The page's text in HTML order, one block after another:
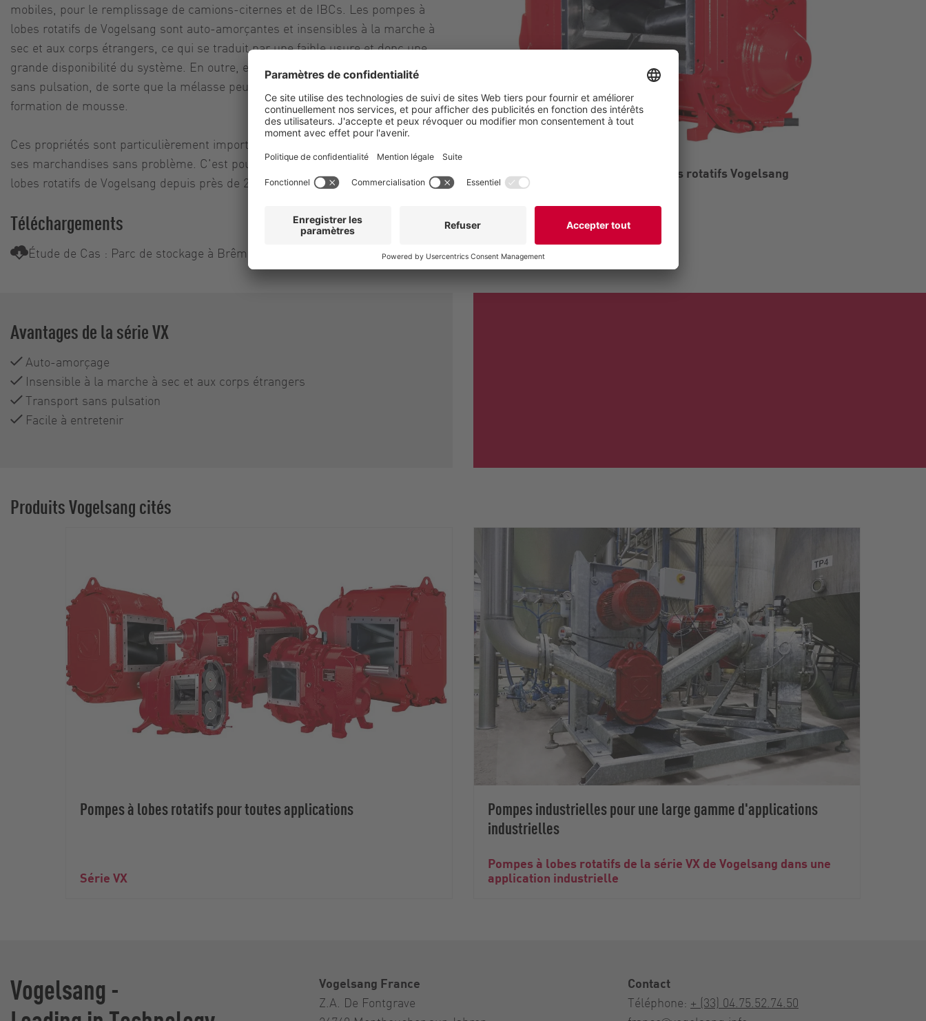
mobiles, pour le remplissage de camions-citernes et de IBCs. Les pompes à
lobes rotatifs de Vogelsang sont auto-amorçantes et insensibles à la marche à
sec et aux corps étrangers, ce qui se traduit par une faible usure et donc une
grande disponibilité du système. En outre, elles permettent un fonctionnement
sans pulsation, de sorte que la mélasse peut être pompée en douceur et sans
formation de mousse.
Ces propriétés sont particulièrement importantes pour le client qui souhaite livrer
ses marchandises sans problème. C'est pourquoi il fait confiance aux pompes à
lobes rotatifs de Vogelsang depuis près de 20 ans.
Téléchargements
Étude de Cas : Parc de stockage à Brême
Pompe à lobes rotatifs Vogelsang
Avantages de la série VX
Auto-amorçage
Insensible à la marche à sec et aux corps étrangers
Transport sans pulsation
Facile à entretenir
Produits Vogelsang cités
Pompes à lobes rotatifs pour toutes applications
Série VX
Pompes industrielles pour une large gamme d'applications
industrielles
Pompes à lobes rotatifs de la série VX de Vogelsang dans une
application industrielle
Vogelsang -
Vogelsang France
Z.A. De Fontgrave
Contact
Téléphone: + (33) 04.75.52.74.50